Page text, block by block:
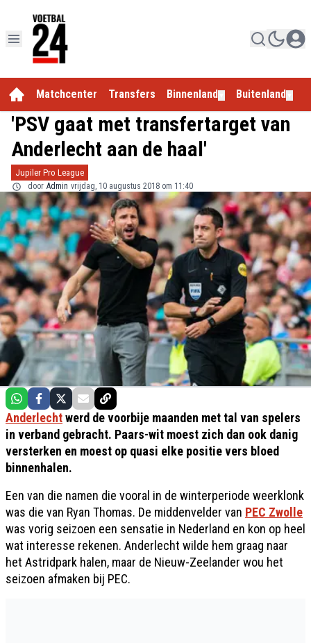
Matchcenter Transfers Binnenland Buitenland
'PSV gaat met transfertarget van
Anderlecht aan de haal'
Jupiler Pro League
door Admin vrijdag, 10 augustus 2018 om 11:40
Anderlechtwerd de voorbije maanden met tal van spelers
in verband gebracht. Paars-wit moest zich dan ook danig
versterken en moest op quasi elke positie vers bloed
binnenhalen.
Een van die namen die vooral in de winterperiode weerklonk
was die van Ryan Thomas. De middenvelder van PEC Zwolle
was vorig seizoen een sensatie in Nederland en kon op heel
wat interesse rekenen. Anderlecht wilde hem graag naar
het Astridpark halen, maar de Nieuw-Zeelander wou het
seizoen afmaken bij PEC.